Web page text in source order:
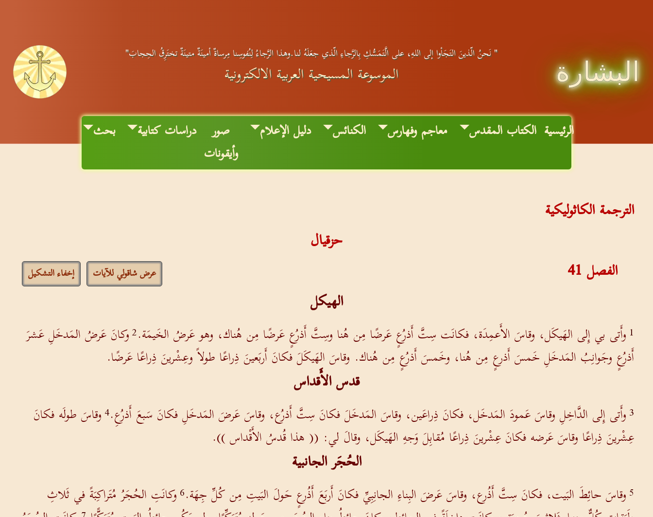
البشارة
" نَحنُ الّذينَ التَجَأوا إلى اللهِ، على الَّتَمَسُّكِ بِالرَّجاءِ الّذي جعَلَهُ لنا.وهذا الرَّجاءُ لِنُفوسِنا مِرساةٌ أمينَةٌ متينَةٌ تختَرِقُ الحِجابَ"
الموسوعة المسيحية العربية الالكترونية
الرئيسية الكتاب المقدس معاجم وفهارس الكنائس دليل الإعلام
صور
وأيقونات
دراسات كتابية بحث
الترجمة الكاثوليكية
حزقيال
الفصل41 عرض شاقولي للآيات إخفاء التشكيل
الهيكل
1 وأَتى بي إِلى الهَيكَل، وقاسَ الأَعمِدَة، فكانَت سِتَّ أَذرُعٍ عَرضًا مِن هُنا وسِتَّ أَذرُعٍ عَرضًا مِن هُناك، وهو عَرضُ الخَيمَة.2وكانَ عَرضُ المَدخَلِ عَشرَ
أَذرُعٍ وجَوانِبُ المَدخَلِ خَمسَ أَذرعٍ مِن هُنا، وخَمسَ أَذرُعٍ مِن هُناك. وقاسَ الهَيكَلَ فكانَ أَربَعينَ ذِراعًا طولاً وعِشْرينَ ذِراعًا عَرضًا.
قدس الأَقداس
3وأَتى إِلى الدَّاخِلِ وقاسَ عَمودَ المَدخَل، فكانَ ذِراعَين، وقاسَ المَدخَلَ فكانَ سِتَّ أَذرُع، وقاسَ عَرضَ المَدخَلِ فكانَ سَبعَ أَذرُعِ.4وقاسَ طولَه فكانَ
عِشْرينَ ذِراعًا وقاسَ عَرضه فكانَ عِشْرينَ ذِراعًا مُقابِلَ وَجهِ الهَيكَل، وقالَ لي: (( هذا قُدسُ الأَقْداس )).
الحُجَر الجانبية
5وقاسَ حائِطَ البَيت، فكانَ سِتَّ أَذُرع، وقاسَ عَرضَ البِناءِ الجانِبِيِّ فكانَ أَربَعَ أَذُرعٍ حَولَ البَيتِ مِن كُلِّ جِهَة.6وكانَتِ الحُجَرُ مُتَراكِبَةً في ثَلاثِ